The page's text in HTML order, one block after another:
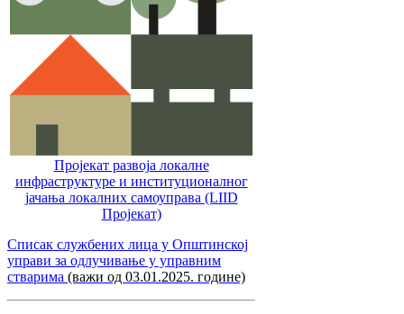
Пројекат развоја локалне
инфраструктуре и институционалног
јачања локалних самоуправa (LIID
Пројекат)
Списак службених лица у Општинској
управи за одлучивање у управним
стварима (важи од 03.01.2025. године)